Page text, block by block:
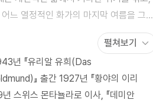
느 열정적인 화가의 마지막 여름을 그린
다. 헤세는 이 작품들과 더불어 소위
무렵이며, 이후 그림은 음악과 더불어
골드문트』, 『동방순례』, 『유리알
유희』로 노벨 문학상을 수상했다.
펼쳐보기
년 『유리알 유희(Das
』 출간 1927년 『황야의 이리
스위스 몬타뇰라로 이사, 『데미안